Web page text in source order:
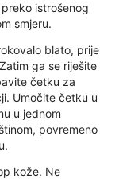
istrošenog
smjeru.
blato, prije
ga se riješite
četku za
Umočite četku u
u jednom
povremeno
kože. Ne